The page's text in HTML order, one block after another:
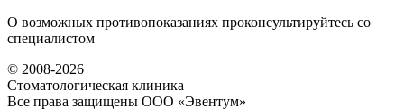
О возможных противопоказаниях проконсультируйтесь со
специалистом
© 2008-2026
Стоматологическая клиника
Все права защищены ООО «Эвентум»